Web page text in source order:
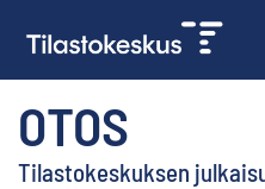
OTOS
Tilastokeskuksen